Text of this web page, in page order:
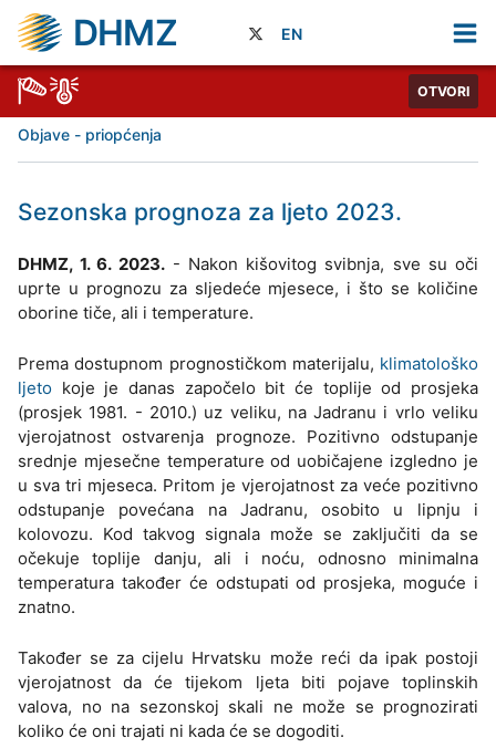
DHMZ EN
OTVORI
Objave - priopćenja
Sezonska prognoza za ljeto 2023.
DHMZ, 1. 6. 2023.- Nakon kišovitog svibnja, sve su oči
uprte u prognozu za sljedeće mjesece, i što se količine
oborine tiče, ali i temperature.
Prema dostupnom prognostičkom materijalu, klimatološko
ljeto koje je danas započelo bit će toplije od prosjeka
(prosjek 1981. - 2010.) uz veliku, na Jadranu i vrlo veliku
vjerojatnost ostvarenja prognoze. Pozitivno odstupanje
srednje mjesečne temperature od uobičajene izgledno je
u sva tri mjeseca. Pritom je vjerojatnost za veće pozitivno
odstupanje povećana na Jadranu, osobito u lipnju i
kolovozu. Kod takvog signala može se zaključiti da se
očekuje toplije danju, ali i noću, odnosno minimalna
temperatura također će odstupati od prosjeka, moguće i
znatno.
Također se za cijelu Hrvatsku može reći da ipak postoji
vjerojatnost da će tijekom ljeta biti pojave toplinskih
valova, no na sezonskoj skali ne može se prognozirati
koliko će oni trajati ni kada će se dogoditi.